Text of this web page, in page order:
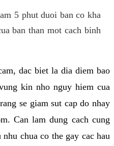
5 phut duoi ban co kha
ban than mot cach binh
dac biet la dia diem bao
kin nho nguy hiem cua
se giam sut cap do nhay
Can lam dung cach cung
chua co the gay cac hau